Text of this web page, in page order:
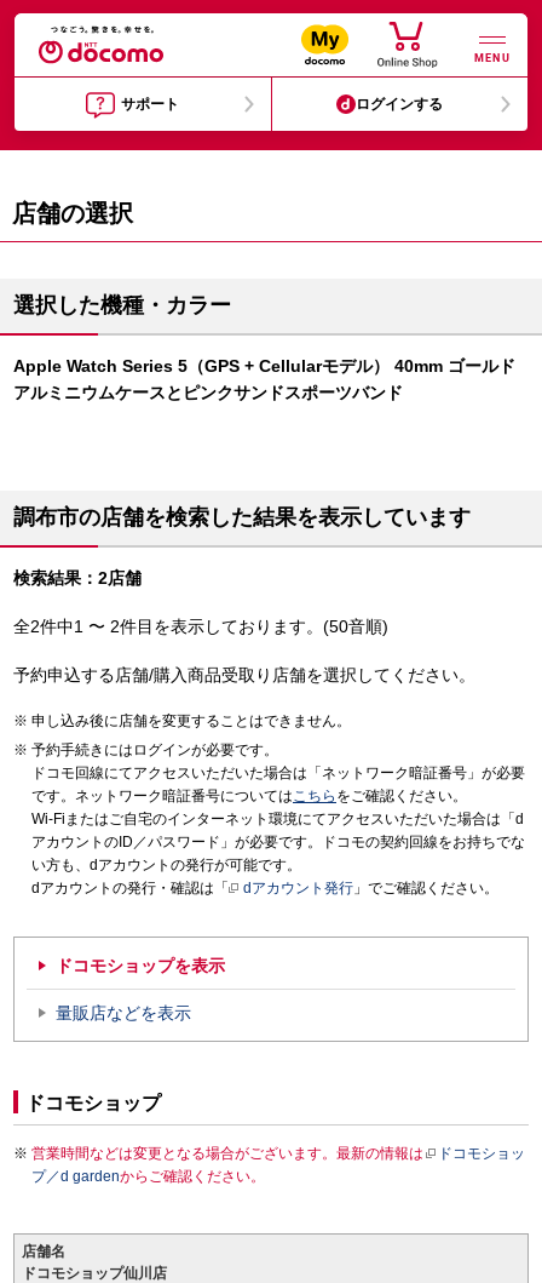
MENU
サポート ログインする
店舗の選択
選択した機種・カラー
Apple Watch Series 5（GPS + Cellularモデル） 40mm ゴールド
アルミニウムケースとピンクサンドスポーツバンド
調布市の店舗を検索した結果を表示しています
検索結果：2店舗
全2件中1 〜 2件目を表示しております。(50音順)
予約申込する店舗/購入商品受取り店舗を選択してください。
申し込み後に店舗を変更することはできません。
予約手続きにはログインが必要です。
ドコモ回線にてアクセスいただいた場合は「ネットワーク暗証番号」が必要
です。ネットワーク暗証番号についてはこちら をご確認ください。
Wi-Fiまたはご自宅のインターネット環境にてアクセスいただいた場合は「d
アカウントのID／パスワード」が必要です。ドコモの契約回線をお持ちでな
い方も、dアカウントの発行が可能です。
dアカウントの発行・確認は「
dアカウント発行 」でご確認ください。
ドコモショップを表示
量販店などを表示
ドコモショップ
営業時間などは変更となる場合がございます。最新の情報は
ドコモショッ
プ／d gardenからご確認ください。
店舗名
ドコモショップ仙川店